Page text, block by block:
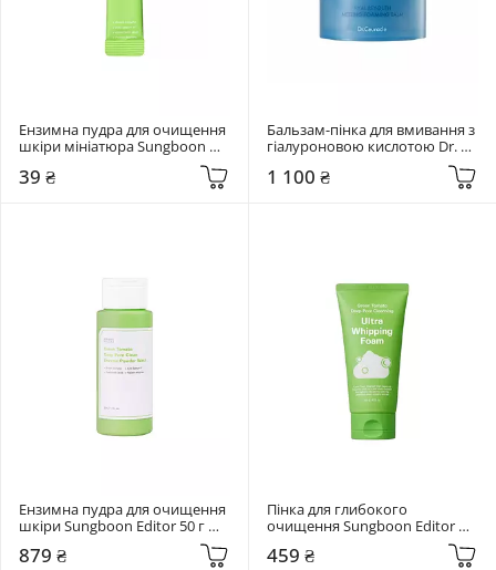
Ензимна пудра для очищення
шкіри мініатюра Sungboon
Editor 1,5 мл Green Tomato
Deep Pore Clean Enzyme
39 ₴
Бальзам-пінка для вмивання з
гіалуроновою кислотою Dr.
Ceuracle 100 мл Hyal Reyouth
Melting Foaming Balm
1 100 ₴
Ензимна пудра для очищення
шкіри Sungboon Editor 50 г
Green Tomato Deep Pore Clean
Enzyme Powder Wash
879 ₴
Пінка для глибокого
очищення Sungboon Editor
Pore Cleansing Ultra Whipping
459 ₴